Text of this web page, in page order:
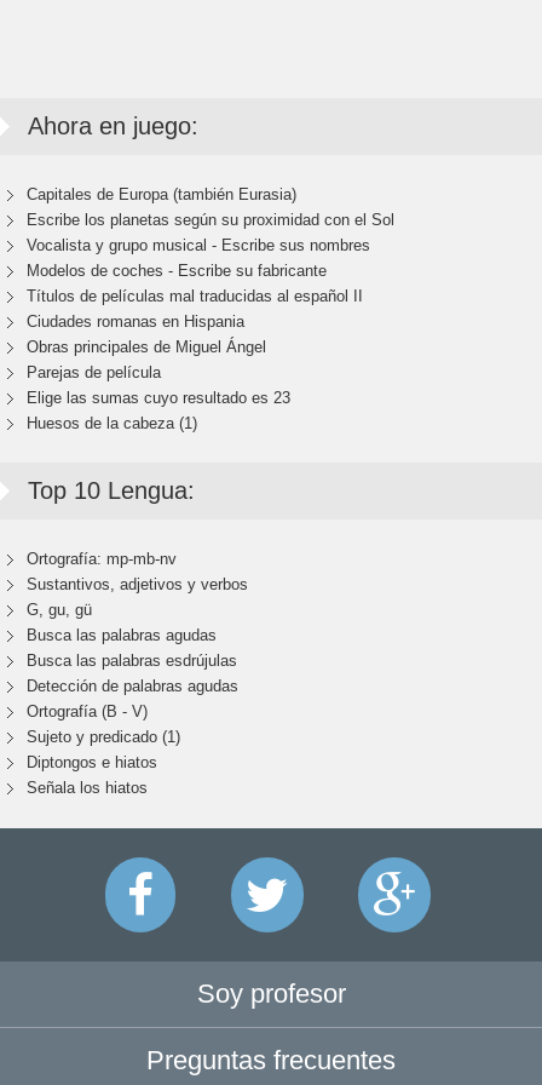
Ahora en juego:
Capitales de Europa (también Eurasia)
Escribe los planetas según su proximidad con el Sol
Vocalista y grupo musical - Escribe sus nombres
Modelos de coches - Escribe su fabricante
Títulos de películas mal traducidas al español II
Ciudades romanas en Hispania
Obras principales de Miguel Ángel
Parejas de película
Elige las sumas cuyo resultado es 23
Huesos de la cabeza (1)
Top 10 Lengua:
Ortografía: mp-mb-nv
Sustantivos, adjetivos y verbos
G, gu, gü
Busca las palabras agudas
Busca las palabras esdrújulas
Detección de palabras agudas
Ortografía (B - V)
Sujeto y predicado (1)
Diptongos e hiatos
Señala los hiatos
Soy profesor
Preguntas frecuentes